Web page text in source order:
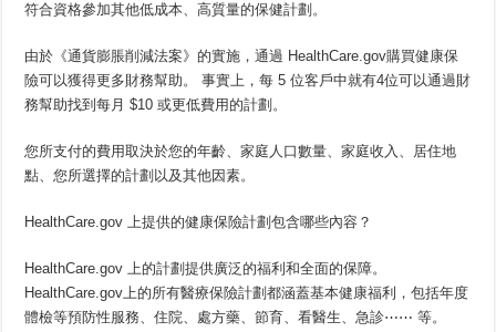
符合資格參加其他低成本、高質量的保健計劃。
由於《通貨膨脹削減法案》的實施，通過 HealthCare.gov購買健康保
險可以獲得更多財務幫助。 事實上，每 5 位客戶中就有4位可以通過財
務幫助找到每月 $10 或更低費用的計劃。
您所支付的費用取決於您的年齡、家庭人口數量、家庭收入、居住地
點、您所選擇的計劃以及其他因素。
HealthCare.gov 上提供的健康保險計劃包含哪些內容？
HealthCare.gov 上的計劃提供廣泛的福利和全面的保障。
HealthCare.gov上的所有醫療保險計劃都涵蓋基本健康福利，包括年度
體檢等預防性服務、住院、處方藥、節育、看醫生、急診⋯⋯ 等。